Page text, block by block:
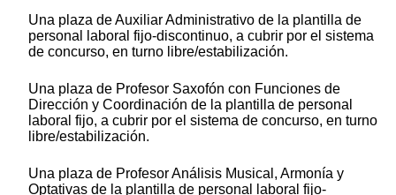
Una plaza de Auxiliar Administrativo de la plantilla de
personal laboral fijo-discontinuo, a cubrir por el sistema
de concurso, en turno libre/estabilización.
Una plaza de Profesor Saxofón con Funciones de
Dirección y Coordinación de la plantilla de personal
laboral fijo, a cubrir por el sistema de concurso, en turno
libre/estabilización.
Una plaza de Profesor Análisis Musical, Armonía y
Optativas de la plantilla de personal laboral fijo-